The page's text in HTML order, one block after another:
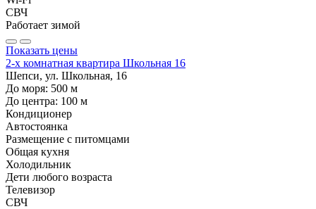
СВЧ
Работает зимой
Показать цены
2-х комнатная квартира Школьная 16
Шепси, ул. Школьная, 16
До моря: 500 м
До центра: 100 м
Кондиционер
Автостоянка
Размещение с питомцами
Общая кухня
Холодильник
Дети любого возраста
Телевизор
СВЧ